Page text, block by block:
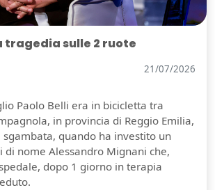
tragedia sulle 2 ruote
21/07/2026
Paolo Belli era in bicicletta tra
in provincia di Reggio Emilia,
sgambata, quando ha investito un
di nome Alessandro Mignani che,
dopo 1 giorno in terapia